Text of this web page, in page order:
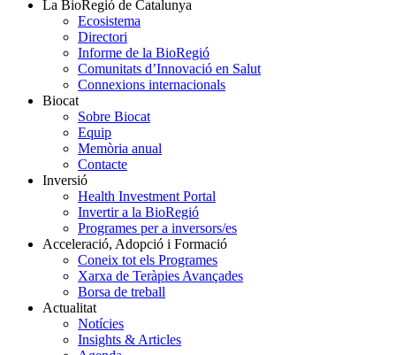
La BioRegió de Catalunya
Ecosistema
Directori
Informe de la BioRegió
Comunitats d’Innovació en Salut
Connexions internacionals
Biocat
Sobre Biocat
Equip
Memòria anual
Contacte
Inversió
Health Investment Portal
Invertir a la BioRegió
Programes per a inversors/es
Acceleració, Adopció i Formació
Coneix tot els Programes
Xarxa de Teràpies Avançades
Borsa de treball
Actualitat
Notícies
Insights & Articles